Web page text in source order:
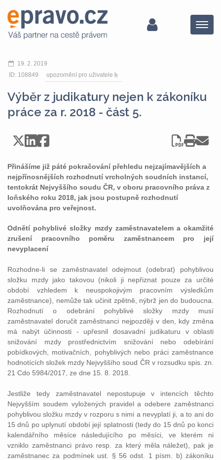
Menu
19. 2. 2019
ID: 108849
upozornění pro uživatele
Výběr z judikatury nejen k zákoníku
práce za r. 2018 - část 5.
Přinášíme již páté pokračování přehledu nejzajímavějších a
nejpřínosnějších rozhodnutí vrcholných soudních instancí,
tentokrát Nejvyššího soudu ČR, v oboru pracovního práva z
loňského roku 2018, jak jsou postupně rozhodnutí
uvolňována pro veřejnost.
Odnětí pohyblivé složky mzdy zaměstnavatelem a okamžité
zrušení pracovního poměru zaměstnancem pro její
nevyplacení
Rozhodne-li se zaměstnavatel odejmout (odebrat) pohyblivou
složku mzdy jako takovou (nikoli ji nepřiznat pouze za určité
období vzhledem k neuspokojivým pracovním výsledkům
zaměstnance), nemůže tak učinit zpětně, nýbrž jen do budoucna.
Rozhodnutí o odebrání pohyblivé složky mzdy musí
zaměstnavatel doručit zaměstnanci nejpozději v den, kdy změna
má nabýt účinnosti - upřesnil dosavadní judikaturu v oblasti
snižování mzdy prostřednictvím snižování nebo odebírání
pobídkových, motivačních, pohyblivých nebo práci zaměstnance
hodnotících složek mzdy Nejvyššího soud ČR v rozsudku spis. zn.
21 Cdo 5984/2017, ze dne 15. 8. 2018.
Jestliže tedy zaměstnavatel nepostupuje v intencích těchto
Nejvyšším soudem vyložených pravidel a odebere zaměstnanci
pohyblivou složku mzdy v rozporu s nimi a nevyplatí ji, a to ani do
15 dnů po uplynutí období její splatnosti (tedy do 15 dnů po konci
kalendářního měsíce následujícího po měsíci, ve kterém ni
vzniklo zaměstnanci právo resp. za který měla náležet), pak je
zaměstnanec za podmínek ust. § 56 odst. 1 písm. b) zákoníku